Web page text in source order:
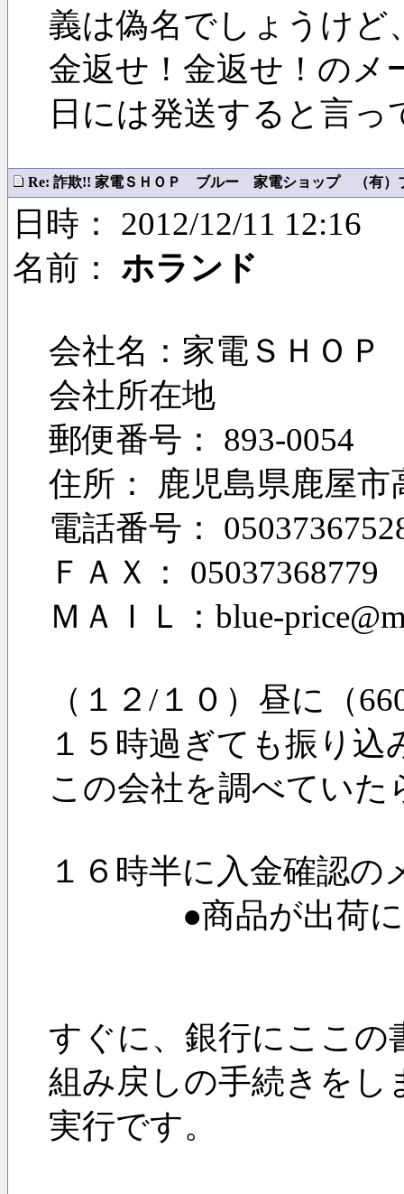
義は偽名でしょうけど
金返せ！金返せ！のメ
日には発送すると言
Re: 詐欺!! 家電ＳＨＯＰ ブルー 家電ショップ （有）
日時： 2012/12/11 12:16
名前： ホランド
会社名：家電ＳＨＯ
会社所在地
郵便番号： 893-0054
住所： 鹿児島県鹿屋
電話番号：
ＦＡＸ： 05037368779
ＭＡＩＬ：blue-
（１２/１０）昼に（
１５時過ぎても振り
この会社を調べてい
１６時半に入金確認の
●商品が出荷にな
すぐに、銀行にここの
組み戻しの手続きをし
実行です。